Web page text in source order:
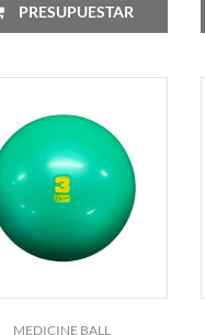
PRESUPUESTAR
MEDICINE BALL